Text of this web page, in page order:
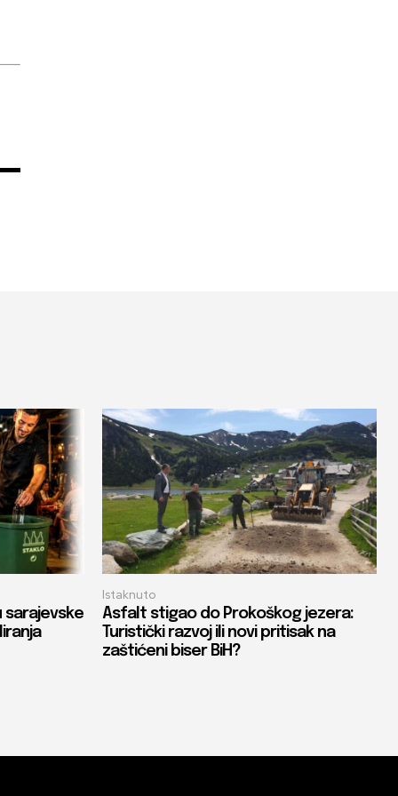
sarajevske
Istaknuto
Asfalt stigao do Prokoškog jezera:
Turistički razvoj ili novi pritisak na
zaštićeni biser BiH?